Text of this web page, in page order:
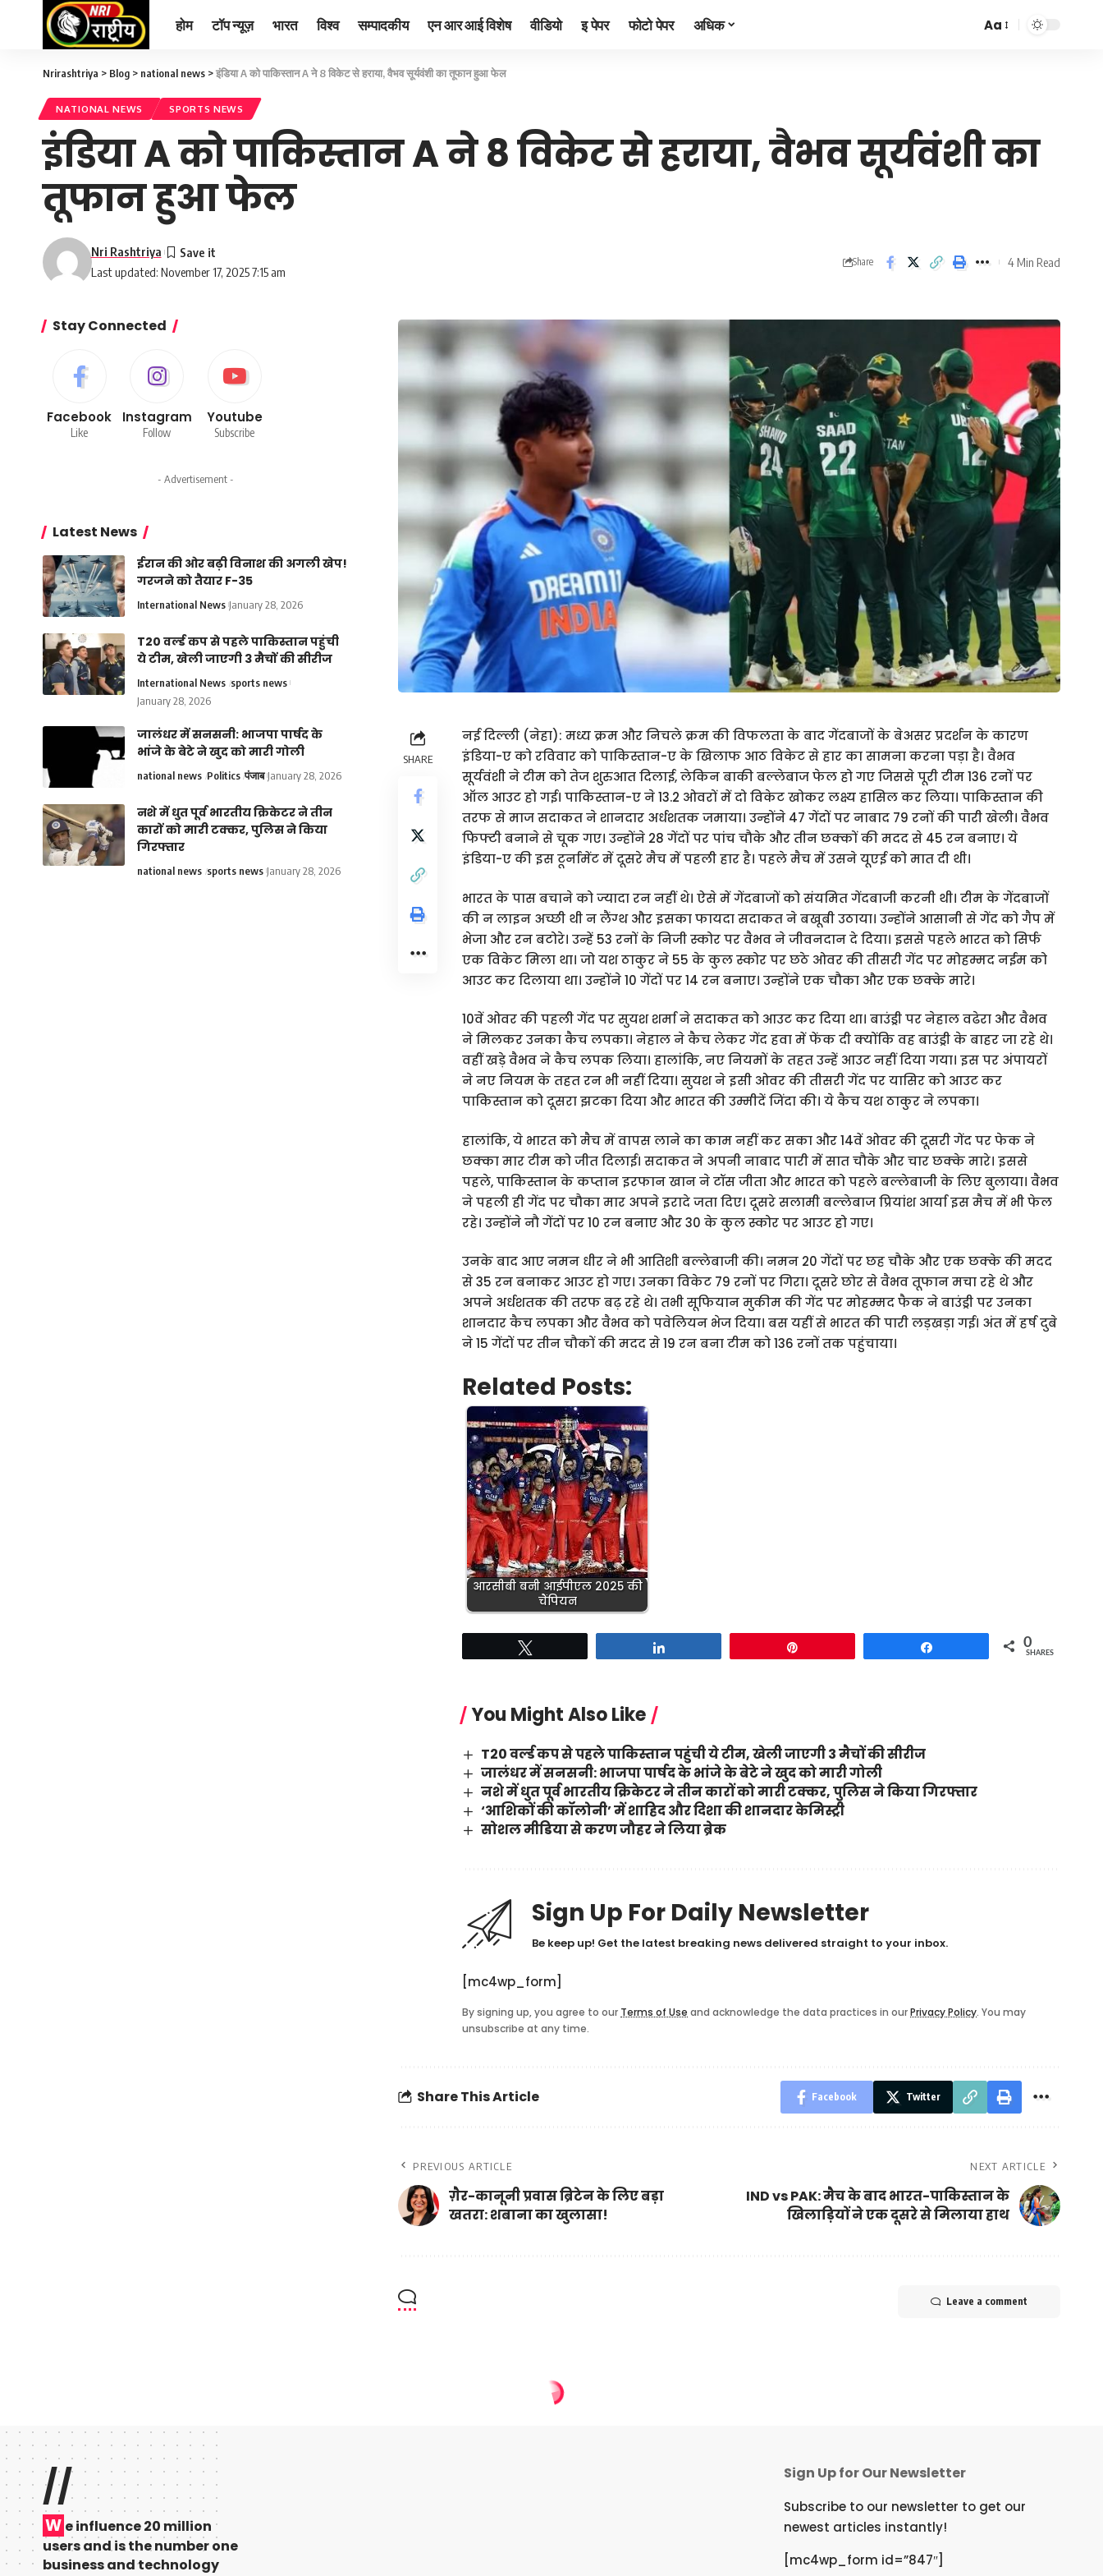
होम टॉप न्यूज़ भारत विश्व सम्पादकीय एन आर आई विशेष वीडियो इ पेपर फोटो पेपर अधिक
Font
Aa
Nrirashtriya > Blog > national news >इंडिया A को पाकिस्तान A ने 8 विकेट से हराया, वैभव सूर्यवंशी का तूफान हुआ फेल
NATIONAL NEWS SPORTS NEWS
इंडिया A को पाकिस्तान A ने 8 विकेट से हराया, वैभव सूर्यवंशी का
तूफान हुआ फेल
Last updated: November 17, 2025 7:15 am
Nri Rashtriya
Share 4 Min Read
SHARE
नई दिल्ली (नेहा): मध्य क्रम और निचले क्रम की विफलता के बाद गेंदबाजों के बेअसर प्रदर्शन के कारण
इंडिया-ए को रविवार को पाकिस्तान-ए के खिलाफ आठ विकेट से हार का सामना करना पड़ा है। वैभव
सूर्यवंशी ने टीम को तेज शुरुआत दिलाई, लेकिन बाकी बल्लेबाज फेल हो गए जिससे पूरी टीम 136 रनों पर
ऑल आउट हो गई। पाकिस्तान-ए ने 13.2 ओवरों में दो विकेट खोकर लक्ष्य हासिल कर लिया। पाकिस्तान की
तरफ से माज सदाकत ने शानदार अर्धशतक जमाया। उन्होंने 47 गेंदों पर नाबाद 79 रनों की पारी खेली। वैभव
फिफ्टी बनाने से चूक गए। उन्होंने 28 गेंदों पर पांच चौके और तीन छक्कों की मदद से 45 रन बनाए। ये
इंडिया-ए की इस टूर्नामेंट में दूसरे मैच में पहली हार है। पहले मैच में उसने यूएई को मात दी थी।
भारत के पास बचाने को ज्यादा रन नहीं थे। ऐसे में गेंदबाजों को संयमित गेंदबाजी करनी थी। टीम के गेंदबाजों
की न लाइन अच्छी थी न लैंग्थ और इसका फायदा सदाकत ने बखूबी उठाया। उन्होंने आसानी से गेंद को गैप में
भेजा और रन बटोरे। उन्हें 53 रनों के निजी स्कोर पर वैभव ने जीवनदान दे दिया। इससे पहले भारत को सिर्फ
एक विकेट मिला था। जो यश ठाकुर ने 55 के कुल स्कोर पर छठे ओवर की तीसरी गेंद पर मोहम्मद नईम को
आउट कर दिलाया था। उन्होंने 10 गेंदों पर 14 रन बनाए। उन्होंने एक चौका और एक छक्के मारे।
10वें ओवर की पहली गेंद पर सुयश शर्मा ने सदाकत को आउट कर दिया था। बाउंड्री पर नेहाल वढेरा और वैभव
ने मिलकर उनका कैच लपका। नेहाल ने कैच लेकर गेंद हवा में फेंक दी क्योंकि वह बाउंड्री के बाहर जा रहे थे।
वहीं खड़े वैभव ने कैच लपक लिया। हालांकि, नए नियमों के तहत उन्हें आउट नहीं दिया गया। इस पर अंपायरों
ने नए नियम के तहत रन भी नहीं दिया। सुयश ने इसी ओवर की तीसरी गेंद पर यासिर को आउट कर
पाकिस्तान को दूसरा झटका दिया और भारत की उम्मीदें जिंदा की। ये कैच यश ठाकुर ने लपका।
हालांकि, ये भारत को मैच में वापस लाने का काम नहीं कर सका और 14वें ओवर की दूसरी गेंद पर फेक ने
छक्का मार टीम को जीत दिलाई। सदाकत ने अपनी नाबाद पारी में सात चौके और चार छक्के मारे। इससे
पहले, पाकिस्तान के कप्तान इरफान खान ने टॉस जीता और भारत को पहले बल्लेबाजी के लिए बुलाया। वैभव
ने पहली ही गेंद पर चौका मार अपने इरादे जता दिए। दूसरे सलामी बल्लेबाज प्रियांश आर्या इस मैच में भी फेल
रहे। उन्होंने नौ गेंदों पर 10 रन बनाए और 30 के कुल स्कोर पर आउट हो गए।
उनके बाद आए नमन धीर ने भी आतिशी बल्लेबाजी की। नमन 20 गेंदों पर छह चौके और एक छक्के की मदद
से 35 रन बनाकर आउट हो गए। उनका विकेट 79 रनों पर गिरा। दूसरे छोर से वैभव तूफान मचा रहे थे और
अपने अर्धशतक की तरफ बढ़ रहे थे। तभी सूफियान मुकीम की गेंद पर मोहम्मद फैक ने बाउंड्री पर उनका
शानदार कैच लपका और वैभव को पवेलियन भेज दिया। बस यहीं से भारत की पारी लड़खड़ा गई। अंत में हर्ष दुबे
ने 15 गेंदों पर तीन चौकों की मदद से 19 रन बना टीम को 136 रनों तक पहुंचाया।
Related Posts:
आरसीबी बनी आईपीएल 2025 की
चैंपियन
0
SHARES
You Might Also Like
T20 वर्ल्ड कप से पहले पाकिस्तान पहुंची ये टीम, खेली जाएगी 3 मैचों की सीरीज
जालंधर में सनसनी: भाजपा पार्षद के भांजे के बेटे ने खुद को मारी गोली
नशे में धुत पूर्व भारतीय क्रिकेटर ने तीन कारों को मारी टक्कर, पुलिस ने किया गिरफ्तार
‘आशिकों की कॉलोनी’ में शाहिद और दिशा की शानदार केमिस्ट्री
सोशल मीडिया से करण जौहर ने लिया ब्रेक
Sign Up For Daily Newsletter
Be keep up! Get the latest breaking news delivered straight to your inbox.
[mc4wp_form]
By signing up, you agree to our Terms of Use and acknowledge the data practices in ourPrivacy Policy. You may
unsubscribe at any time.
Share This Article Facebook Twitter
PREVIOUS ARTICLE
ग़ैर-कानूनी प्रवास ब्रिटेन के लिए बड़ा
खतरा: शबाना का खुलासा!
NEXT ARTICLE
IND vs PAK: मैच के बाद भारत-पाकिस्तान के
खिलाड़ियों ने एक दूसरे से मिलाया हाथ
Leave a comment
Stay Connected
Facebook
Like
Instagram
Follow
Youtube
Subscribe
- Advertisement -
Latest News
ईरान की ओर बढ़ी विनाश की अगली खेप!
गरजने को तैयार F-35
International News January 28, 2026
T20 वर्ल्ड कप से पहले पाकिस्तान पहुंची
ये टीम, खेली जाएगी 3 मैचों की सीरीज
International News sports news
January 28, 2026
जालंधर में सनसनी: भाजपा पार्षद के
भांजे के बेटे ने खुद को मारी गोली
national news Politics पंजाब January 28, 2026
नशे में धुत पूर्व भारतीय क्रिकेटर ने तीन
कारों को मारी टक्कर, पुलिस ने किया
गिरफ्तार
national news sports news January 28, 2026
//
W e influence 20 million
users and is the number one
business and technology
Sign Up for Our Newsletter
Subscribe to our newsletter to get our
newest articles instantly!
[mc4wp_form id=”847″]